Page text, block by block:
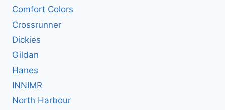
Comfort Colors
Crossrunner
Dickies
Gildan
Hanes
INNIMR
North Harbour